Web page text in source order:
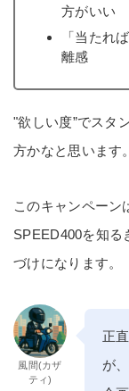
方がいい
「当たれ
離感
"欲しい度”でスタ
方かなと思います。
このキャンペーン
SPEED400を知る
づけになります。
風間(カザ
ティ)
正
が